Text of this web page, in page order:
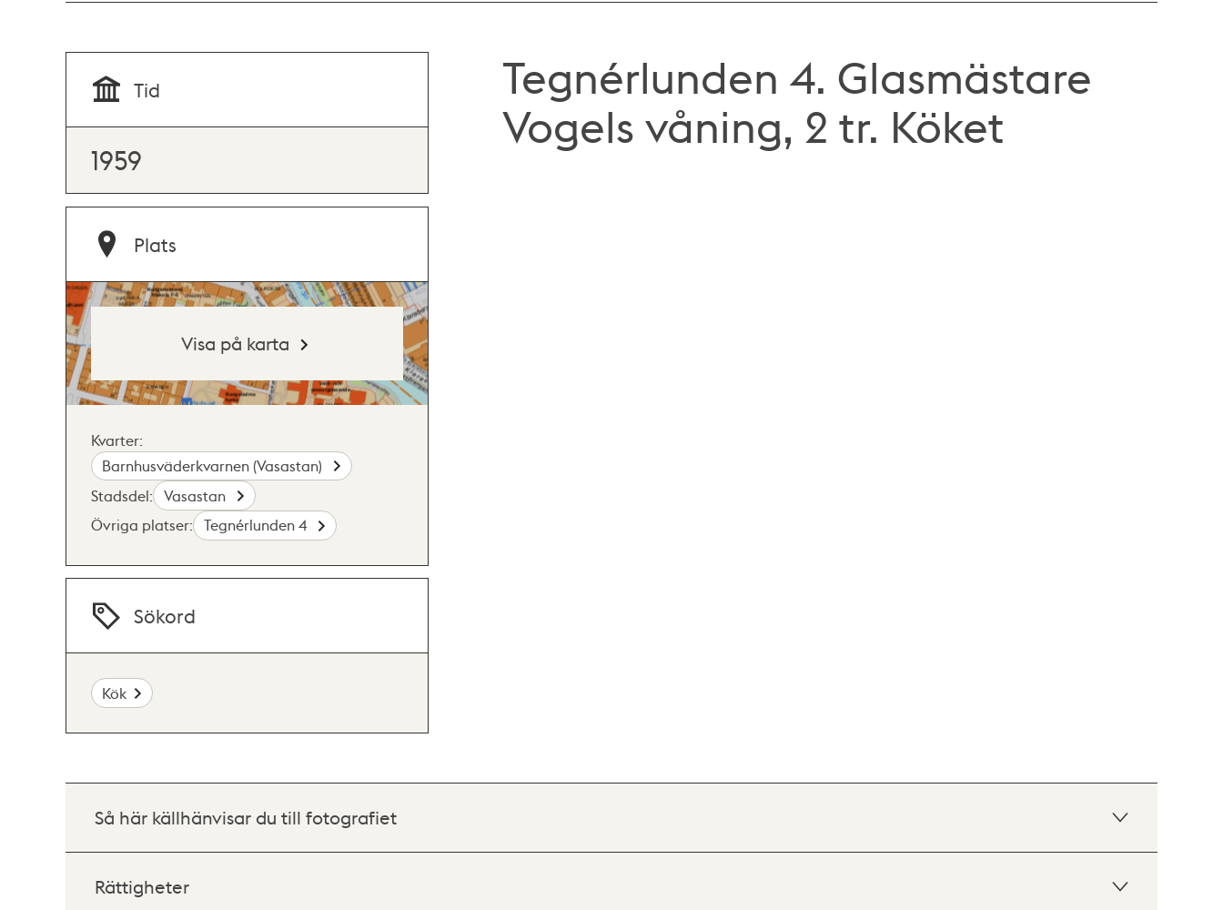
Tegnérlunden 4. Glasmästare
Vogels våning, 2 tr. Köket
Tid
1959
Plats
Visa på karta
Kvarter:
Barnhusväderkvarnen (Vasastan)
Stadsdel:
Vasastan
Övriga platser:
Tegnérlunden 4
Sökord
Kök
Så här källhänvisar du till fotografiet
Rättigheter